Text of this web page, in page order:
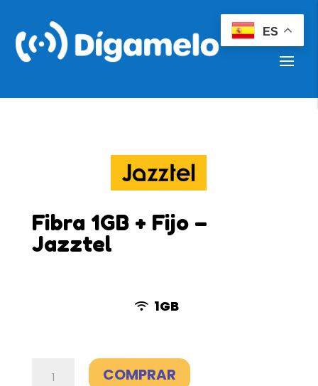
Fibra 1GB + Fijo –
Jazztel
1GB
COMPRAR
ES